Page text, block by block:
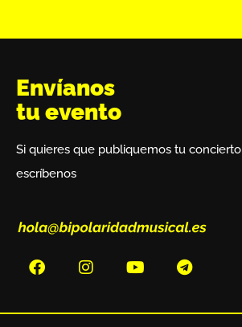
Envíanos
tu evento
Si quieres que publiquemos tu concierto
escríbenos